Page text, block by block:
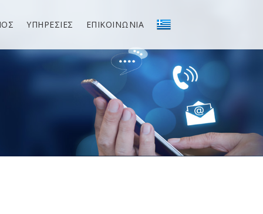
ΥΠΗΡΕΣΙΕΣ ΕΠΙΚΟΙΝΩΝΙΑ